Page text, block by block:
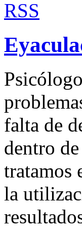
falta de
dentro
tratamos
la